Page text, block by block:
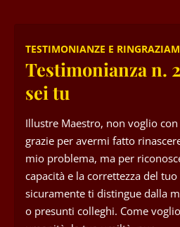
TESTIMONIANZE E
Testimonianza n.
sei tu
Illustre Maestro, non voglio
grazie per avermi fatto
mio problema, ma per
capacità e la correttezza del
sicuramente ti distingue dalla
o presunti colleghi. Come